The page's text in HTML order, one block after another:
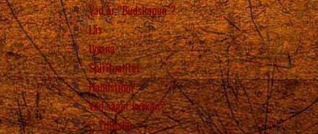
Vad är “Budskapen”?
Läs
Lyssna
Spiritualitet
Handstilen
Vad säger kyrkan?
Tillbaka